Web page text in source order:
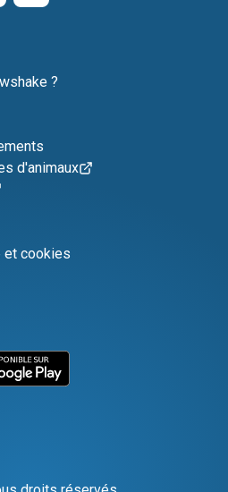
?
d'animaux
et cookies